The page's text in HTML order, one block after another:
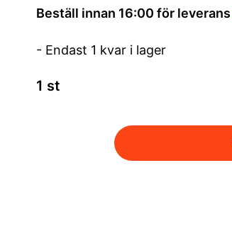
Beställ innan 16:00 för leverans
- Endast 1 kvar i lager
1 st